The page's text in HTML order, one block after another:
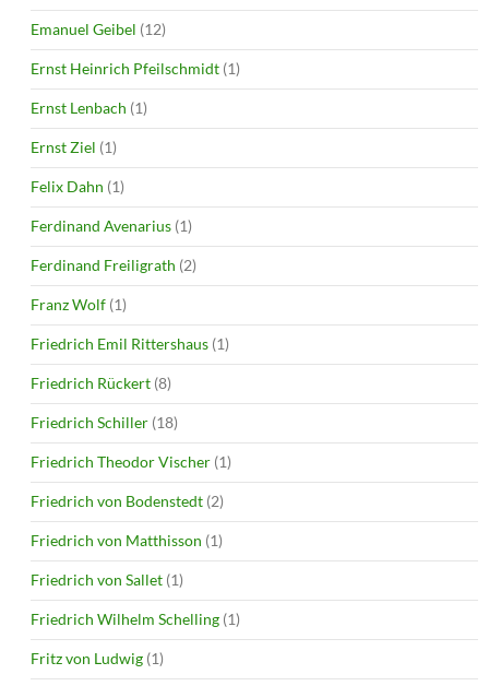
Emanuel Geibel (12)
Ernst Heinrich Pfeilschmidt (1)
Ernst Lenbach (1)
Ernst Ziel (1)
Felix Dahn (1)
Ferdinand Avenarius (1)
Ferdinand Freiligrath (2)
Franz Wolf (1)
Friedrich Emil Rittershaus (1)
Friedrich Rückert (8)
Friedrich Schiller (18)
Friedrich Theodor Vischer (1)
Friedrich von Bodenstedt (2)
Friedrich von Matthisson (1)
Friedrich von Sallet (1)
Friedrich Wilhelm Schelling (1)
Fritz von Ludwig (1)